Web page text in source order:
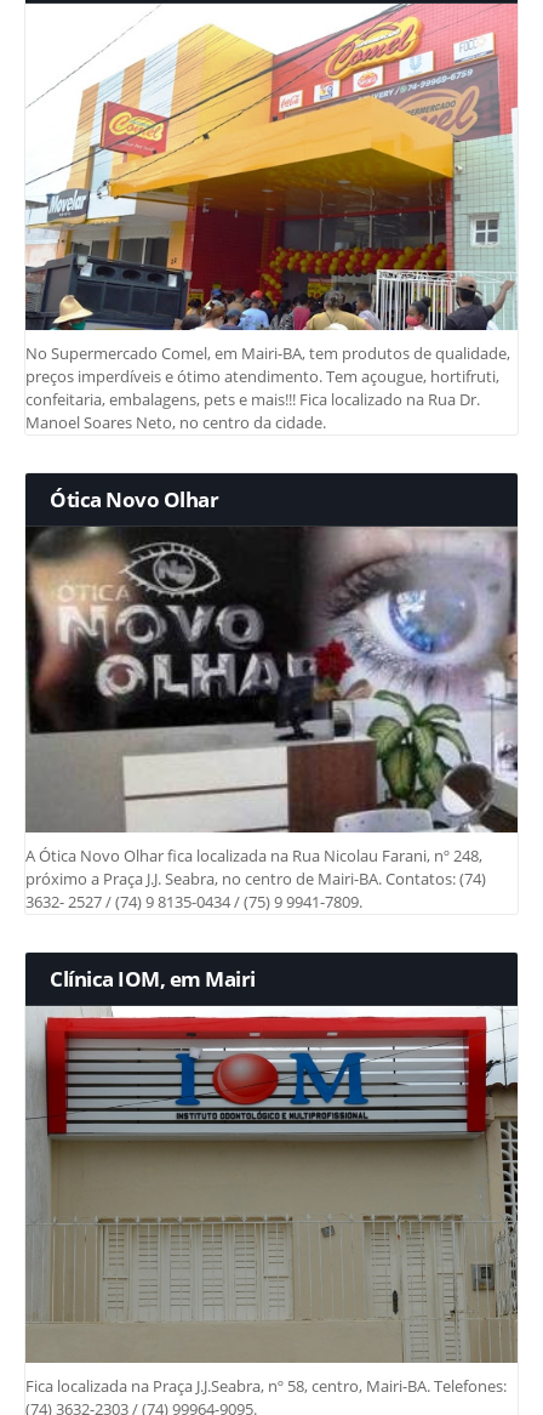
No Supermercado Comel, em Mairi-BA, tem produtos de qualidade,
preços imperdíveis e ótimo atendimento. Tem açougue, hortifruti,
confeitaria, embalagens, pets e mais!!! Fica localizado na Rua Dr.
Manoel Soares Neto, no centro da cidade.
Ótica Novo Olhar
A Ótica Novo Olhar fica localizada na Rua Nicolau Farani, nº 248,
próximo a Praça J.J. Seabra, no centro de Mairi-BA. Contatos: (74)
3632- 2527 / (74) 9 8135-0434 / (75) 9 9941-7809.
Clínica IOM, em Mairi
Fica localizada na Praça J.J.Seabra, nº 58, centro, Mairi-BA. Telefones:
(74) 3632-2303 / (74) 99964-9095.